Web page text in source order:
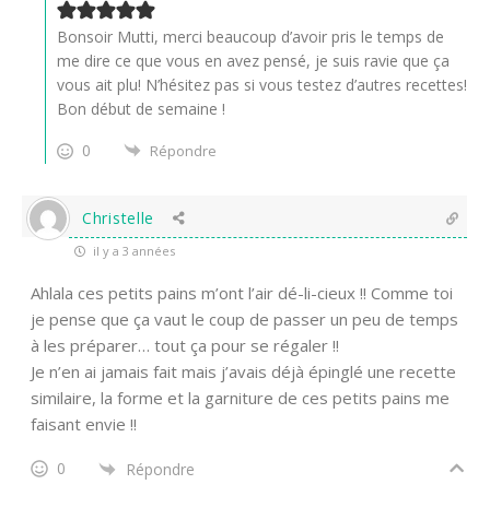
Bonsoir Mutti, merci beaucoup d’avoir pris le temps de
me dire ce que vous en avez pensé, je suis ravie que ça
vous ait plu! N’hésitez pas si vous testez d’autres recettes!
Bon début de semaine !
0
Répondre
Christelle
il y a 3 années
Ahlala ces petits pains m’ont l’air dé-li-cieux !! Comme toi
je pense que ça vaut le coup de passer un peu de temps
à les préparer… tout ça pour se régaler !!
Je n’en ai jamais fait mais j’avais déjà épinglé une recette
similaire, la forme et la garniture de ces petits pains me
faisant envie !!
0 Répondre